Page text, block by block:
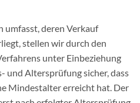
umfasst, deren Verkauf
stellen wir durch den
unter Einbeziehung
und Altersprüfung sicher, dass
Mindestalter erreicht hat. Der